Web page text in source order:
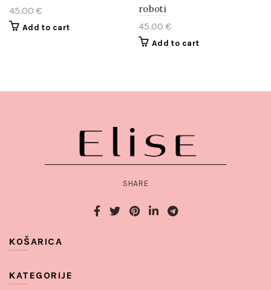
45.00 €
Add to cart
roboti
45.00 €
Add to cart
SHARE
KOŠARICA
KATEGORIJE